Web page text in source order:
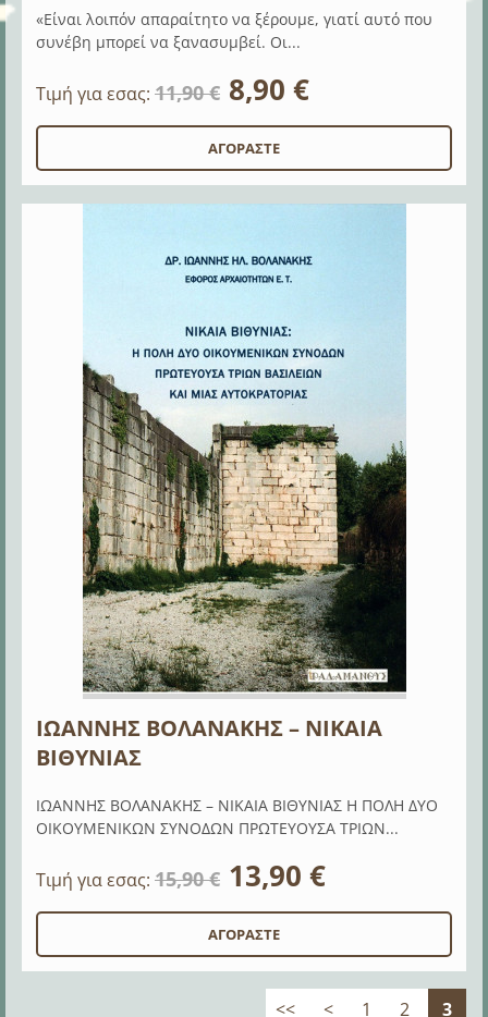
«Είναι λοιπόν απαραίτητο να ξέρουμε, γιατί αυτό που
συνέβη μπορεί να ξανασυμβεί. Οι...
Τιμή για εσας: 11,90 € 8,90 €
ΙΩΑΝΝΗΣ ΒΟΛΑΝΑΚΗΣ – ΝΙΚΑΙΑ
ΒΙΘΥΝΙΑΣ
ΙΩΑΝΝΗΣ ΒΟΛΑΝΑΚΗΣ – ΝΙΚΑΙΑ ΒΙΘΥΝΙΑΣ Η ΠΟΛΗ ΔΥΟ
ΟΙΚΟΥΜΕΝΙΚΩΝ ΣΥΝΟΔΩΝ ΠΡΩΤΕΥΟΥΣΑ ΤΡΙΩΝ...
Τιμή για εσας: 15,90 € 13,90 €
<< < 1 2 3